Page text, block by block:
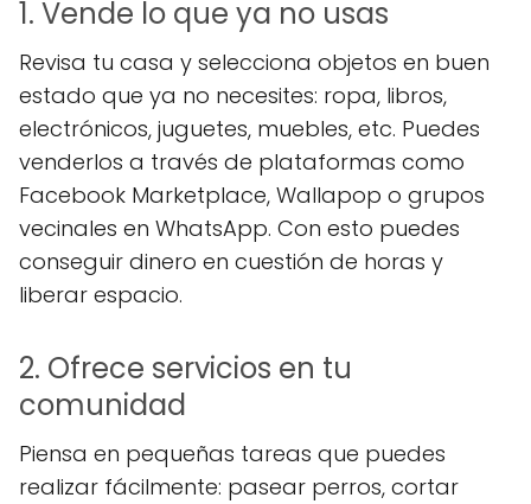
1. Vende lo que ya no usas
Revisa tu casa y selecciona objetos en buen
estado que ya no necesites: ropa, libros,
electrónicos, juguetes, muebles, etc. Puedes
venderlos a través de plataformas como
Facebook Marketplace, Wallapop o grupos
vecinales en WhatsApp. Con esto puedes
conseguir dinero en cuestión de horas y
liberar espacio.
2. Ofrece servicios en tu
comunidad
Piensa en pequeñas tareas que puedes
realizar fácilmente: pasear perros, cortar